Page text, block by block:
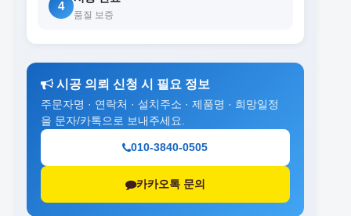
4
품질 보증
시공 의뢰 신청 시 필요 정보
주문자명 · 연락처 · 설치주소 · 제품명 · 희망일정
을 문자/카톡으로 보내주세요.
010-3840-0505
카카오톡 문의